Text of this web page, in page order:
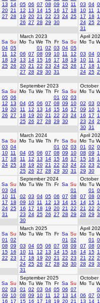
13
14
20 21
27 28
05 06 07 08 09 10 11
12
13 14 15 16 17
18
19 20 21 22 23 24 25
26 27 28 29 30
03 04
10 11
17
18
24 25
31
Sa Su
04 05
11
12
18
19
25 26
March 2023
Mo Tu We Th Fr Sa Su
01
02 03 04 05
06 07 08 09 10 11
12
13
14 15 16 17 18
19
20 21 22 23 24 25 26
27 28 29 30 31
April
Mo Tu
03 04
10 11
17
18
24 25
Sa Su
05 06
12
13
19 20
26 27
September 2023
Mo Tu We Th Fr Sa Su
01
02 03
04 05 06 07 08 09
10
11
12 13 14 15 16
17
18
19 20 21 22 23 24
25 26 27 28 29 30
October
Mo Tu
02 03
09
10
16
17
23 24
30 31
Sa Su
03 04
10 11
17
18
24 25
March 2024
Mo Tu We Th Fr Sa Su
01
02 03
04 05 06 07 08 09
10
11
12 13 14 15 16
17
18
19 20 21 22 23 24
25 26 27 28 29 30 31
April
Mo Tu
01
02
08 09
15 16
22 23
29 30
Sa Su
03 04
10 11
17
18
24 25
31
September 2024
Mo Tu We Th Fr Sa Su
01
02 03 04 05 06 07 08
09
10 11 12 13 14 15
16
17 18 19 20 21
22
23 24 25 26 27 28 29
30
October
Mo Tu
01
07 08
14 15
21
22
28 29
Sa Su
01
02
08 09
15 16
22 23
March 2025
Mo Tu We Th Fr Sa Su
01
02
03 04 05 06 07 08 09
10 11 12 13 14 15 16
17
18 19 20 21 22 23
24 25 26 27 28 29 30
31
April
Mo Tu
01
07 08
14 15
21
22
28 29
Sa Su
02 03
09
10
16 17
September 2025
Mo Tu We Th Fr Sa Su
01
02 03 04 05 06 07
08 09 10 11 12 13
14
15 16 17 18 19 20 21
October
Mo Tu
06 07
13
14